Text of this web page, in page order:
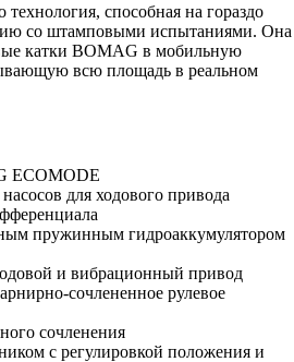
способная на гораздо
со штамповыми испытаниями. Она
катки BOMAG в мобильную
всю площадь в реальном
для ходового привода
пружинным гидроаккумулятором
и вибрационный привод
сочлененное рулевое
сочленения
с регулировкой положения и